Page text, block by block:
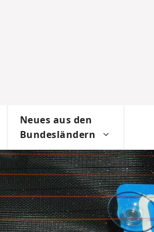
Neues aus den
Bundesländern